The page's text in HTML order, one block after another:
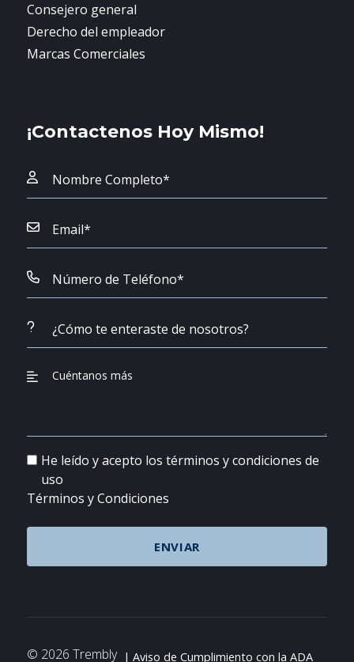
Consejero general
Derecho del empleador
Marcas Comerciales
¡Contactenos Hoy Mismo!
He leído y acepto los términos y condiciones de
uso
Términos y Condiciones
© 2026 Trembly Aviso de Cumplimiento con la ADA